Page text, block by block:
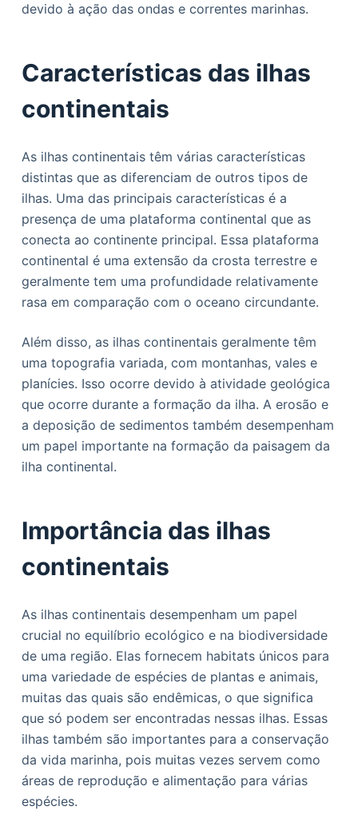
devido à ação das ondas e correntes marinhas.
Características das ilhas
continentais
As ilhas continentais têm várias características
distintas que as diferenciam de outros tipos de
ilhas. Uma das principais características é a
presença de uma plataforma continental que as
conecta ao continente principal. Essa plataforma
continental é uma extensão da crosta terrestre e
geralmente tem uma profundidade relativamente
rasa em comparação com o oceano circundante.
Além disso, as ilhas continentais geralmente têm
uma topografia variada, com montanhas, vales e
planícies. Isso ocorre devido à atividade geológica
que ocorre durante a formação da ilha. A erosão e
a deposição de sedimentos também desempenham
um papel importante na formação da paisagem da
ilha continental.
Importância das ilhas
continentais
As ilhas continentais desempenham um papel
crucial no equilíbrio ecológico e na biodiversidade
de uma região. Elas fornecem habitats únicos para
uma variedade de espécies de plantas e animais,
muitas das quais são endêmicas, o que significa
que só podem ser encontradas nessas ilhas. Essas
ilhas também são importantes para a conservação
da vida marinha, pois muitas vezes servem como
áreas de reprodução e alimentação para várias
espécies.